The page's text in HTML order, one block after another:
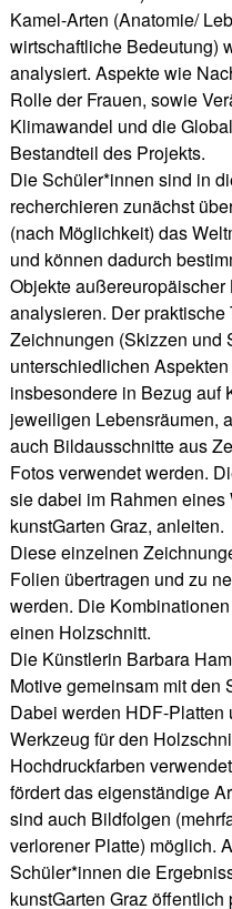
Kamel-Arten (Anatomie/
wirtschaftliche Bedeutung)
analysiert. Aspekte wie
Rolle der Frauen, sowie
Klimawandel und die
Bestandteil des Projekts.
Die Schüler*innen sind in
recherchieren zunächst
(nach Möglichkeit) das
und können dadurch
Objekte
analysieren. Der
Zeichnungen (Skizzen und
unterschiedlichen
insbesondere in Bezug auf
jeweiligen Lebensräumen,
auch Bildausschnitte aus
Fotos verwendet werden.
sie dabei im Rahmen eines
kunstGarten Graz, anleiten.
Diese einzelnen
Folien übertragen und zu
werden. Die
einen Holzschnitt.
Die Künstlerin Barbara
Motive gemeinsam mit den
Dabei werden HDF-Platten
Werkzeug für den
Hochdruckfarben
fördert das eigenständige
sind auch Bildfolgen
verlorener Platte) möglich.
Schüler*innen die
kunstGarten Graz öffentlich